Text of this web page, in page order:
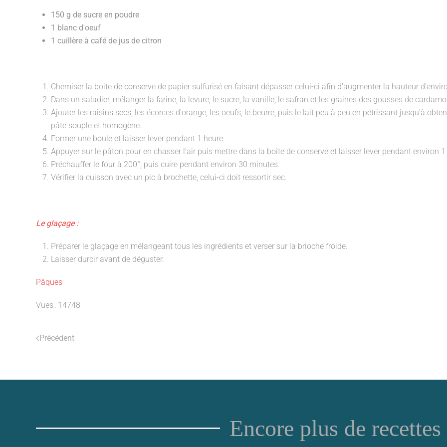
150 g de sucre en poudre
1 blanc d'oeuf
1 cuillère à café de jus de citron
Chemiser la boite de conserve de papier sulfurisé en faisant dépasser celui-ci afin d'augmenter la hauteur
Dans un saladier, mélanger la farine, la levure, le sucre, la vanille, le safran et les graines des gousses de
Ajouter les raisins secs, les écorces d'orange, les oeufs, le beurre, puis le lait peu à peu en pétrissant jusqu'à
pâte souple et homogène.
Former une boule et laisser lever pendant 1 heure.
Appuyer sur le pâton pour en chasser l'air puis mettre dans la boite de conserve et laisser lever pendant environ 1
Préchauffer le four à 200°, puis cuire pendant environ 30 minutes.
Vérifier la cuisson avec un pic à brochette, celui-ci doit ressortir sec.
Le glaçage :
Préparer le glaçage en mélangeant tous les ingrédients et verser sur la brioche froide.
Laisser durcir avant de déguster.
Pâques
Vues : 14748
Précédent
Encore plus de recettes